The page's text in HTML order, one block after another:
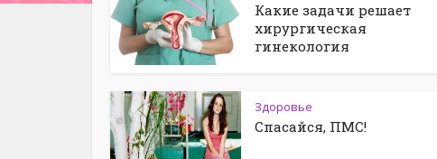
Какие задачи решает
хирургическая
гинекология
Здоровье
Спасайся, ПМС!